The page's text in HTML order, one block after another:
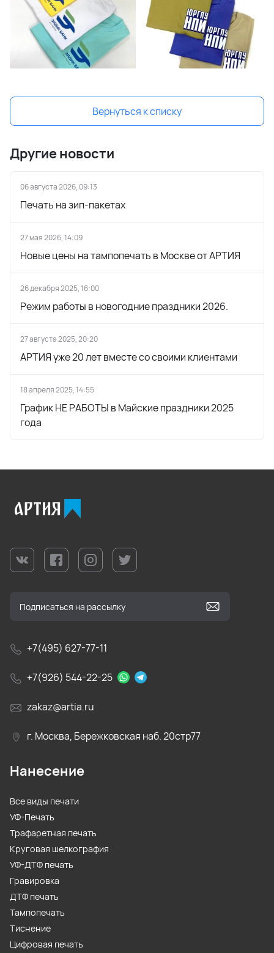
Вернуться к списку
Другие новости
06 августа 2026, 09:13
Печать на зип-пакетах
27 мая 2026, 14:09
Новые цены на тампопечать в Москве от АРТИЯ
26 декабря 2025, 16:00
Режим работы в новогодние праздники 2026.
27 августа 2025, 20:20
АРТИЯ уже 20 лет вместе со своими клиентами
18 апреля 2025, 14:55
График НЕ РАБОТЫ в Майские праздники 2025
года
+7(495) 627-77-11
+7(926) 544-22-25
zakaz@artia.ru
г. Москва, Бережковская наб. 20стр77
Нанесение
Все виды печати
УФ-Печать
Трафаретная печать
Круговая шелкография
УФ-ДТФ печать
Гравировка
ДТФ печать
Тампопечать
Тиснение
Цифровая печать